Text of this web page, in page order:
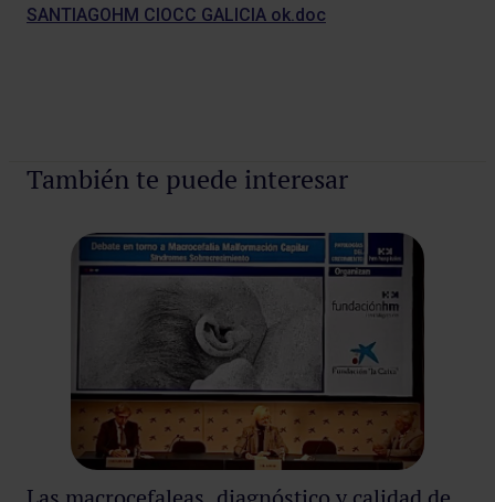
SANTIAGOHM CIOCC GALICIA ok.doc
También te puede interesar